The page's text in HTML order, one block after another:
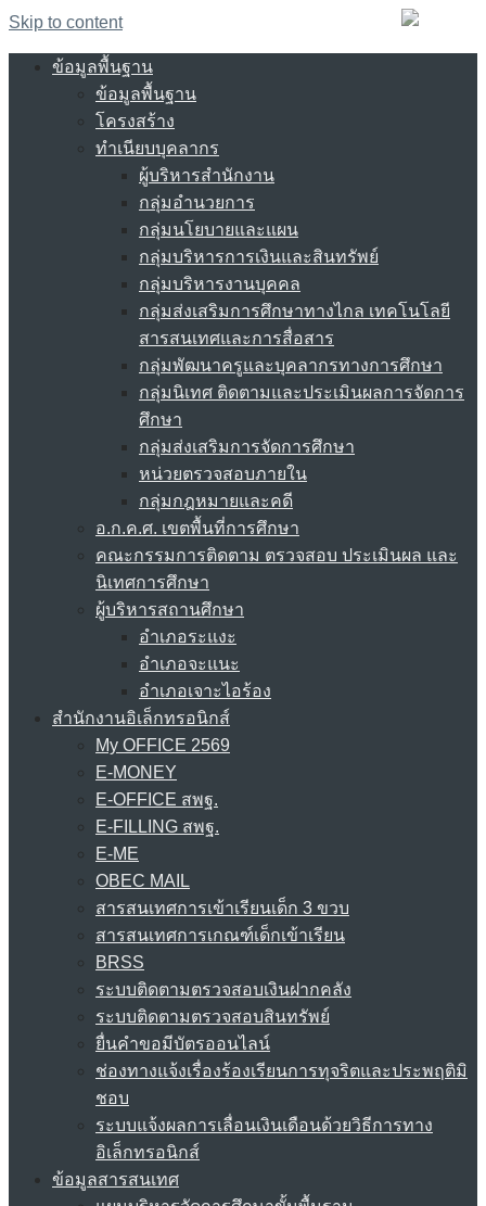
Skip to content
ข้อมูลพื้นฐาน
ข้อมูลพื้นฐาน
โครงสร้าง
ทำเนียบบุคลากร
ผู้บริหารสำนักงาน
กลุ่มอำนวยการ
กลุ่มนโยบายและแผน
กลุ่มบริหารการเงินและสินทรัพย์
กลุ่มบริหารงานบุคคล
กลุ่มส่งเสริมการศึกษาทางไกล เทคโนโลยี
สารสนเทศและการสื่อสาร
กลุ่มพัฒนาครูและบุคลากรทางการศึกษา
กลุ่มนิเทศ ติดตามและประเมินผลการจัดการ
ศึกษา
กลุ่มส่งเสริมการจัดการศึกษา
หน่วยตรวจสอบภายใน
กลุ่มกฎหมายและคดี
อ.ก.ค.ศ. เขตพื้นที่การศึกษา
คณะกรรมการติดตาม ตรวจสอบ ประเมินผล และ
นิเทศการศึกษา
ผู้บริหารสถานศึกษา
อำเภอระแงะ
อำเภอจะแนะ
อำเภอเจาะไอร้อง
สำนักงานอิเล็กทรอนิกส์
My OFFICE 2569
E-MONEY
E-OFFICE สพฐ.
E-FILLING สพฐ.
E-ME
OBEC MAIL
สารสนเทศการเข้าเรียนเด็ก 3 ขวบ
สารสนเทศการเกณฑ์เด็กเข้าเรียน
BRSS
ระบบติดตามตรวจสอบเงินฝากคลัง
ระบบติดตามตรวจสอบสินทรัพย์
ยื่นคำขอมีบัตรออนไลน์
ช่องทางแจ้งเรื่องร้องเรียนการทุจริตและประพฤติมิ
ชอบ
ระบบแจ้งผลการเลื่อนเงินเดือนด้วยวิธีการทาง
อิเล็กทรอนิกส์
ข้อมูลสารสนเทศ